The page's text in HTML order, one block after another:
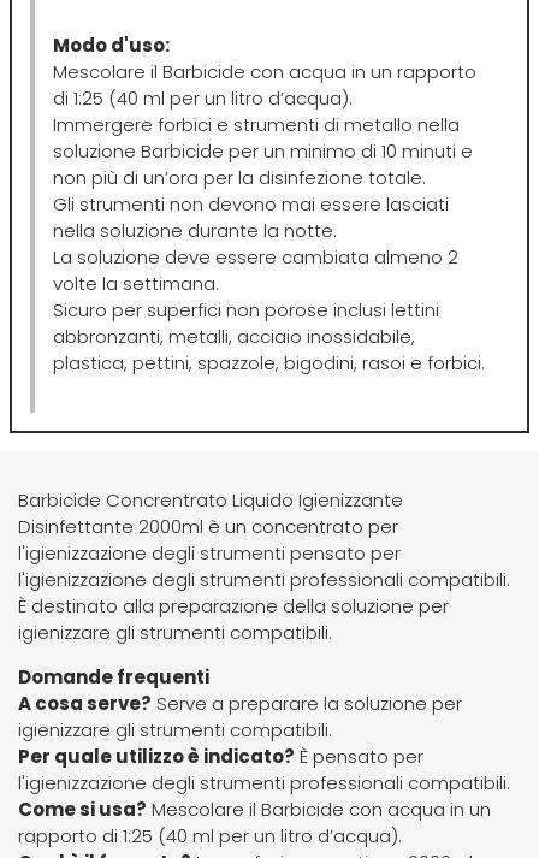
Giusy Hold
GOLDWELL
Hair Tech
Hennatech
Hibros
Kemon
Kemon Actyva
Kerastase
Layla
Lisap
L'Oreal
LV3
MAREB
Matador
MATRIX
Mia
Mimare
Modo d'uso:
Mescolare il Barbicide con acqua in un rapporto
di 1:25 (40 ml per un litro d’acqua).
Immergere forbici e strumenti di metallo nella
soluzione Barbicide per un minimo di 10 minuti e
non più di un’ora per la disinfezione totale.
Gli strumenti non devono mai essere lasciati
nella soluzione durante la notte.
La soluzione deve essere cambiata almeno 2
volte la settimana.
Sicuro per superfici non porose inclusi lettini
abbronzanti, metalli, acciaio inossidabile,
plastica, pettini, spazzole, bigodini, rasoi e forbici.
Barbicide Concrentrato Liquido Igienizzante
Disinfettante 2000ml è un concentrato per
l'igienizzazione degli strumenti pensato per
l'igienizzazione degli strumenti professionali compatibili.
È destinato alla preparazione della soluzione per
igienizzare gli strumenti compatibili.
Domande frequenti
A cosa serve? Serve a preparare la soluzione per
igienizzare gli strumenti compatibili.
Per quale utilizzo è indicato? È pensato per
l'igienizzazione degli strumenti professionali compatibili.
Come si usa? Mescolare il Barbicide con acqua in un
rapporto di 1:25 (40 ml per un litro d’acqua).